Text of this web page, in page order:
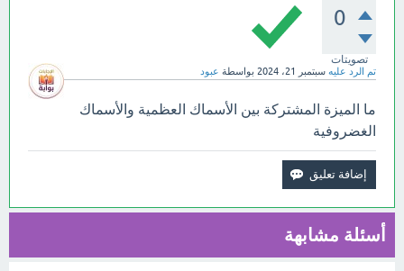
0
تصويتات
تم الرد عليه سبتمبر 21، 2024 بواسطة عبود
ما الميزة المشتركة بين الأسماك العظمية والأسماك
الغضروفية
أسئلة مشابهة